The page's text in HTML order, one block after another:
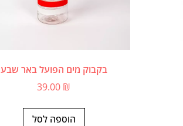
בקבוק מים הפועל באר שבע
39.00 ₪
הוספה לסל